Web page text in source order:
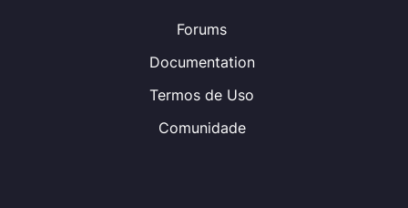
Forums
Documentation
Termos de Uso
Comunidade